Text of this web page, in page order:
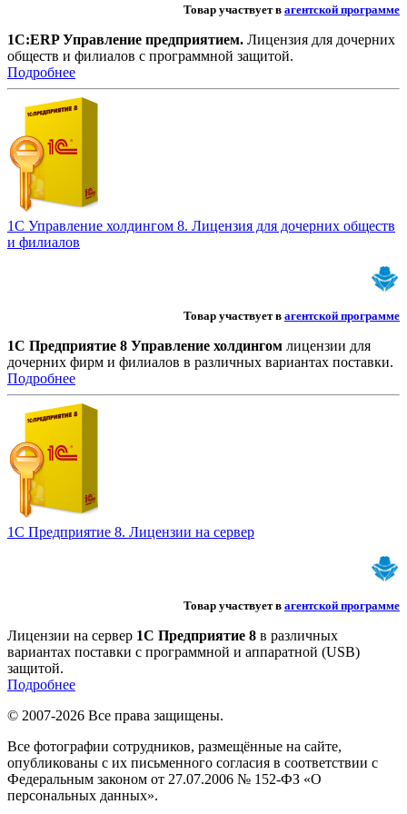
Товар участвует в агентской программе
1С:ERP Управление предприятием. Лицензия для дочерних
обществ и филиалов с программной защитой.
Подробнее
1С Управление холдингом 8. Лицензия для дочерних обществ
и филиалов
Товар участвует в агентской программе
1С Предприятие 8 Управление холдингом лицензии для
дочерних фирм и филиалов в различных вариантах поставки.
Подробнее
1С Предприятие 8. Лицензии на сервер
Товар участвует в агентской программе
Лицензии на сервер 1С Предприятие 8 в различных
вариантах поставки с программной и аппаратной (USB)
защитой.
Подробнее
© 2007-2026 Все права защищены.
Все фотографии сотрудников, размещённые на сайте,
опубликованы с их письменного согласия в соответствии с
Федеральным законом от 27.07.2006 № 152-ФЗ «О
персональных данных».